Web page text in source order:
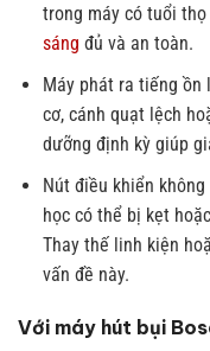
trong máy có tuổi
sáng đủ và an toàn.
Máy phát ra tiếng ồn
cơ, cánh quạt lệch
dưỡng định kỳ giúp
Nút điều khiển
học có thể bị kẹt
Thay thế linh kiện
vấn đề này.
Với máy hút bụi